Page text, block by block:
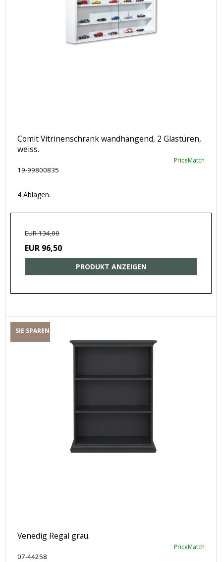
Comit Vitrinenschrank wandhängend, 2 Glastüren,
weiss.
PriceMatch
19-99800835
4 Ablagen.
EUR 134,00
EUR 96,50
PRODUKT ANZEIGEN
SIE SPAREN
Venedig Regal grau.
PriceMatch
07-44258